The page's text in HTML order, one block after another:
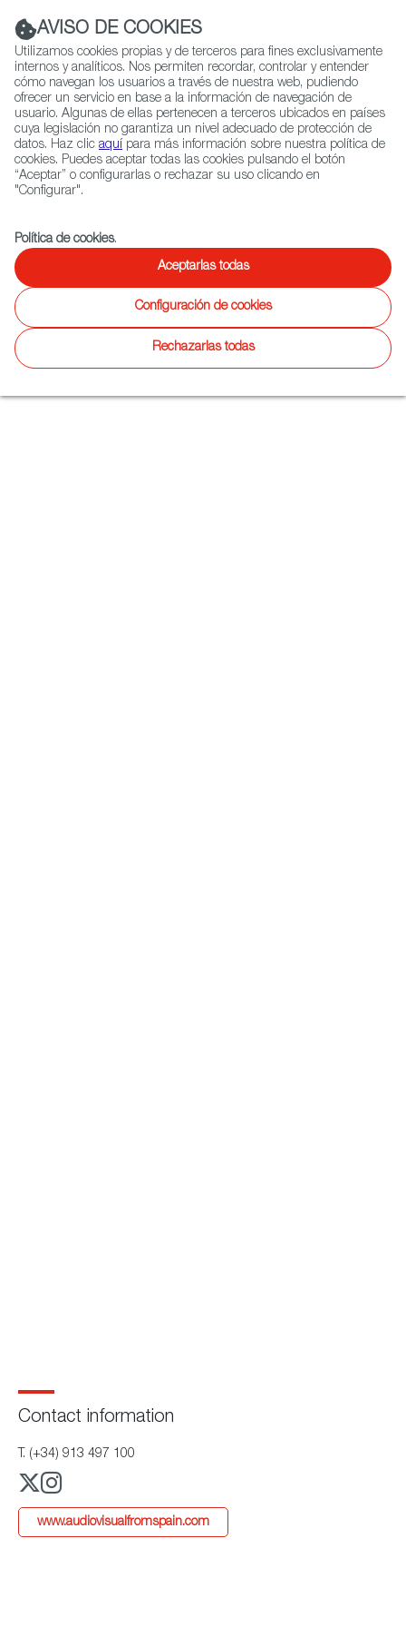
Navigation link
|
QUIÉNES SOMOS RED EXTERIOR
Selecciona
idioma
Ficción
Contacto
Soy empresa española
Soy empresa
extranjera
Contact information
T. (+34) 913 497 100
www.audiovisualfromspain.com
AVISO DE COOKIES
Utilizamos cookies propias y de terceros para fines exclusivamente
internos y analíticos. Nos permiten recordar, controlar y entender
cómo navegan los usuarios a través de nuestra web, pudiendo
ofrecer un servicio en base a la información de navegación de
usuario. Algunas de ellas pertenecen a terceros ubicados en países
cuya legislación no garantiza un nivel adecuado de protección de
datos. Haz clic aquí para más información sobre nuestra política de
cookies. Puedes aceptar todas las cookies pulsando el botón
“Aceptar” o configurarlas o rechazar su uso clicando en
"Configurar".
Política de cookies.
Aceptarlas todas
Configuración de cookies
Rechazarlas todas